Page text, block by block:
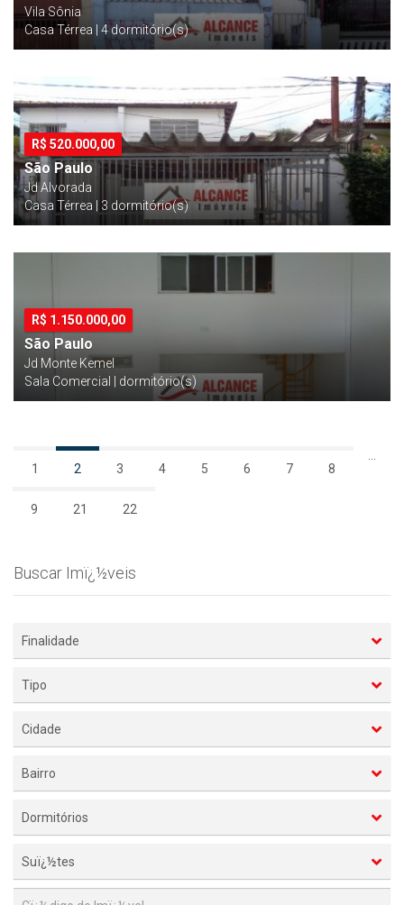
Vila Sônia
Casa Térrea | 4 dormitório(s)
R$ 520.000,00
São Paulo
Jd Alvorada
Casa Térrea | 3 dormitório(s)
R$ 1.150.000,00
São Paulo
Jd Monte Kemel
Sala Comercial | dormitório(s)
1 2 3 4 5 6 7 8
9 21 22
Buscar Imï¿½veis
Finalidade
Tipo
Cidade
Bairro
Dormitórios
Suï¿½tes